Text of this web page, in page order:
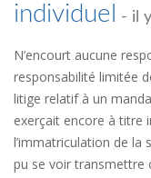
individuel
- il
N’encourt aucune
responsabilité limitée
litige relatif à un
exerçait encore à titre
l’immatriculation de la
pu se voir transmettre